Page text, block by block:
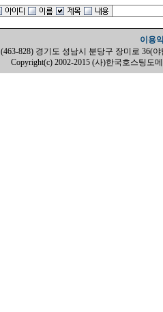
이용
(463-828) 경기도 성남시 분당구 장미로 36(
Copyright(c) 2002-2015 (사)한국호스팅도